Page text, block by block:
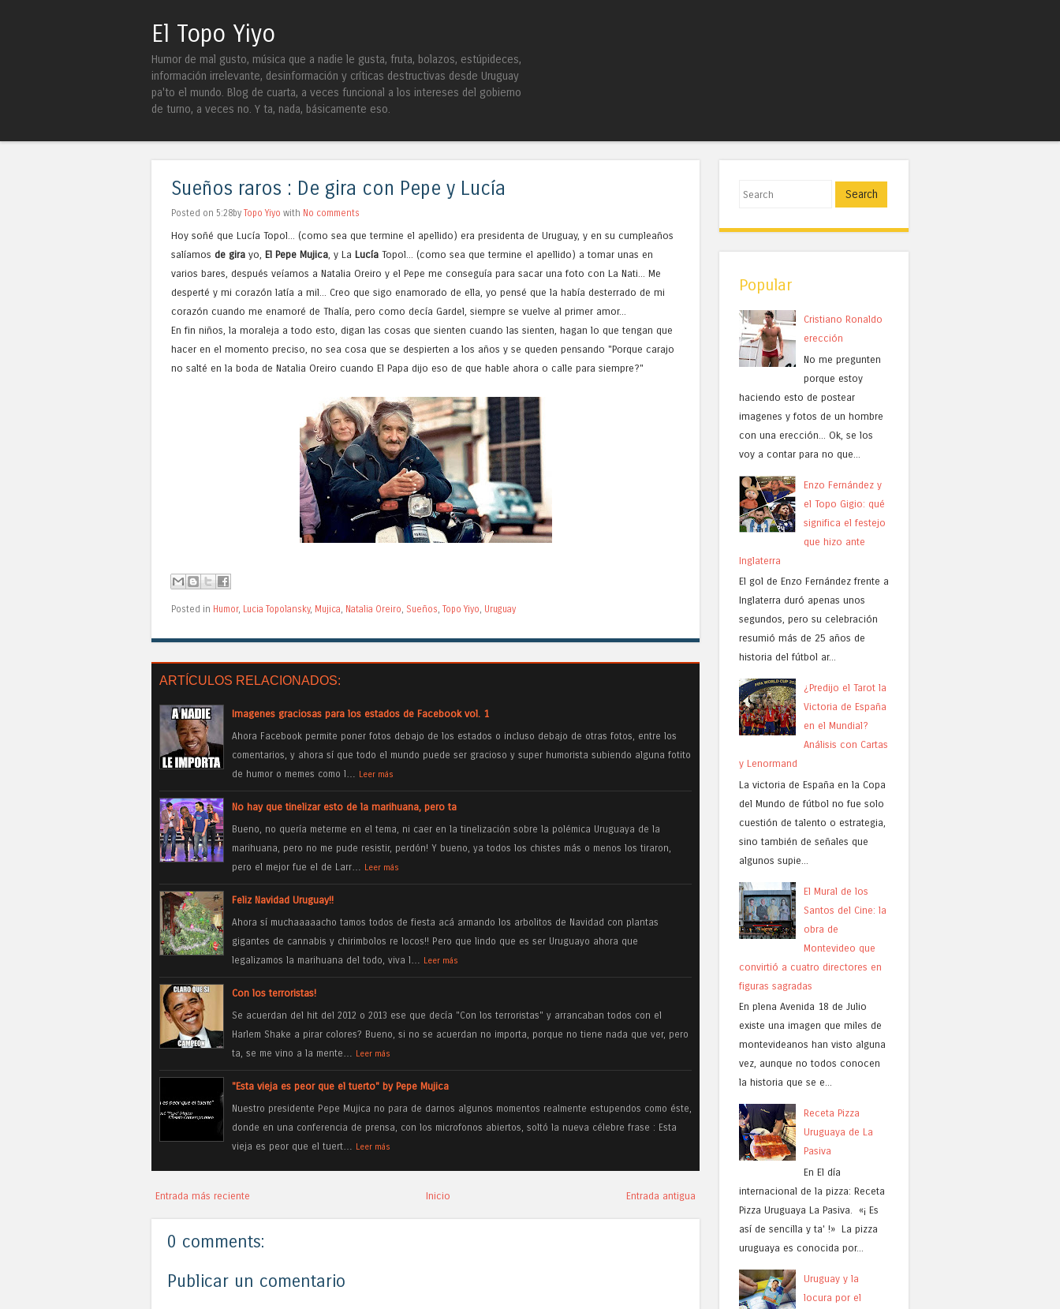
El Topo Yiyo
Humor de mal gusto, música que a nadie le gusta, fruta, bolazos, estúpideces,
información irrelevante, desinformación y críticas destructivas desde Uruguay
pa'to el mundo. Blog de cuarta, a veces funcional a los intereses del gobierno
de turno, a veces no. Y ta, nada, básicamente eso.
Sueños raros : De gira con Pepe y Lucía
Posted on 5:28by Topo Yiyo with No comments
Hoy soñé que Lucía Topol... (como sea que termine el apellido) era presidenta de Uruguay, y en su cumpleaños
salíamos de gira yo, El Pepe Mujica, y La Lucía Topol... (como sea que termine el apellido) a tomar unas en
varios bares, después veíamos a Natalia Oreiro y el Pepe me conseguía para sacar una foto con La Nati... Me
desperté y mi corazón latía a mil... Creo que sigo enamorado de ella, yo pensé que la había desterrado de mi
corazón cuando me enamoré de Thalía, pero como decía Gardel, siempre se vuelve al primer amor...
En fin niños, la moraleja a todo esto, digan las cosas que sienten cuando las sienten, hagan lo que tengan que
hacer en el momento preciso, no sea cosa que se despierten a los años y se queden pensando "Porque carajo
no salté en la boda de Natalia Oreiro cuando El Papa dijo eso de que hable ahora o calle para siempre?"
Posted in Humor, Lucia Topolansky, Mujica Natalia Oreiro Sueños Topo Yiyo Uruguay
ARTÍCULOS RELACIONADOS:
Imagenes graciosas para los estados de Facebook vol. 1
Ahora Facebook permite poner fotos debajo de los estados o incluso debajo de otras fotos, entre los
comentarios, y ahora sí que todo el mundo puede ser gracioso y super humorista subiendo alguna fotito
de humor o memes como l…
Leer más
No hay que tinelizar esto de la marihuana, pero ta
Bueno, no quería meterme en el tema, ni caer en la tinelización sobre la polémica Uruguaya de la
marihuana, pero no me pude resistir, perdón! Y bueno, ya todos los chistes más o menos los tiraron,
pero el mejor fue el de Larr…
Leer más
Feliz Navidad Uruguay!!
Ahora sí muchaaaaacho tamos todos de fiesta acá armando los arbolitos de Navidad con plantas
gigantes de cannabis y chirimbolos re locos!! Pero que lindo que es ser Uruguayo ahora que
legalizamos la marihuana del todo, viva l…
Leer más
Con los terroristas!
Se acuerdan del hit del 2012 o 2013 ese que decía "Con los terroristas" y arrancaban todos con el
Harlem Shake a pirar colores? Bueno, si no se acuerdan no importa, porque no tiene nada que ver, pero
ta, se me vino a la mente…
Leer más
"Esta vieja es peor que el tuerto" by Pepe Mujica
Nuestro presidente Pepe Mujica no para de darnos algunos momentos realmente estupendos como éste,
donde en una conferencia de prensa, con los microfonos abiertos, soltó la nueva célebre frase : Esta
vieja es peor que el tuert…
Leer más
Entrada más reciente Entrada antigua
Inicio
0 comments:
Publicar un comentario
Search
Popular
Cristiano Ronaldo
erección
No me pregunten
porque estoy
haciendo esto de postear
imagenes y fotos de un hombre
con una erección... Ok, se los
voy a contar para no que...
Enzo Fernández y
el Topo Gigio: qué
significa el festejo
que hizo ante
Inglaterra
El gol de Enzo Fernández frente a
Inglaterra duró apenas unos
segundos, pero su celebración
resumió más de 25 años de
historia del fútbol ar...
¿Predijo el Tarot la
Victoria de España
en el Mundial?
Análisis con Cartas
y Lenormand
La victoria de España en la Copa
del Mundo de fútbol no fue solo
cuestión de talento o estrategia,
sino también de señales que
algunos supie...
El Mural de los
Santos del Cine: la
obra de
Montevideo que
convirtió a cuatro directores en
figuras sagradas
En plena Avenida 18 de Julio
existe una imagen que miles de
montevideanos han visto alguna
vez, aunque no todos conocen
la historia que se e...
Receta Pizza
Uruguaya de La
Pasiva
En El día
internacional de la pizza: Receta
Pizza Uruguaya La Pasiva. «¡ Es
así de sencilla y ta' !» La pizza
uruguaya es conocida por...
Uruguay y la
locura por el